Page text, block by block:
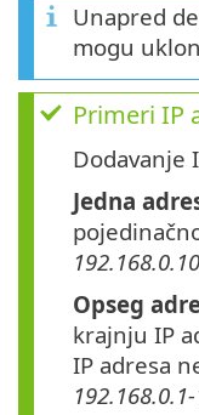
Unapred
mogu
Primeri IP
Dodavanje
Jedna
192.168.0.10
Opseg
krajnju IP
IP adresa